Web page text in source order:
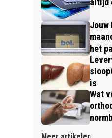
altijd
Jouw
het
is
Wat